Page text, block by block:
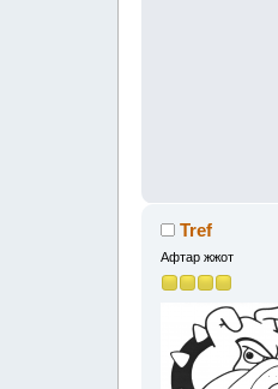
Tref
Афтар жжот